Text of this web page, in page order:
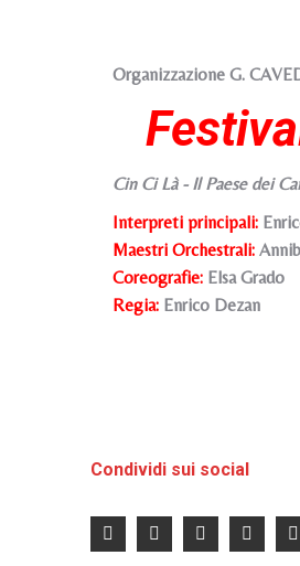
Organizzazione G.
Cin Ci Là - Il Paese dei
Interpreti principali:
Maestri Orchestrali:
Coreografie: Elsa Grado
Regia: Enrico Dezan
Condividi sui social